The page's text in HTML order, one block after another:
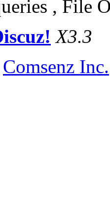
, File
X3.3
Comsenz Inc.